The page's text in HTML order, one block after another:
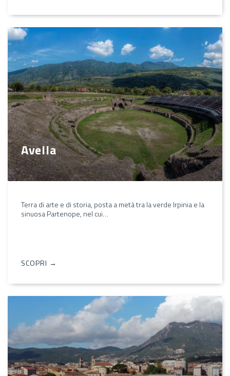
Avella
Terra di arte e di storia, posta a metà tra la verde Irpinia e la
sinuosa Partenope, nel cui…
SCOPRI →